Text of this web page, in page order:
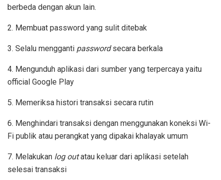
berbeda dengan akun lain.
2. Membuat password yang sulit ditebak
3. Selalu mengganti passwordsecara berkala
4. Mengunduh aplikasi dari sumber yang terpercaya yaitu
official Google Play
5. Memeriksa histori transaksi secara rutin
6. Menghindari transaksi dengan menggunakan koneksi Wi-
Fi publik atau perangkat yang dipakai khalayak umum
7. Melakukan log outatau keluar dari aplikasi setelah
selesai transaksi